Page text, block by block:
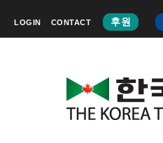
LOGIN CONTACT 후원